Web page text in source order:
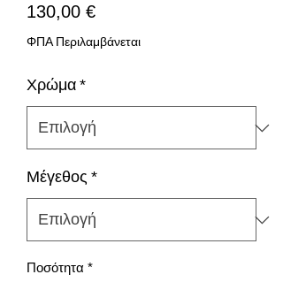
130,00 €Τιμή
ΦΠΑ Περιλαμβάνεται
Χρώμα *
Μέγεθος *
Ποσότητα *